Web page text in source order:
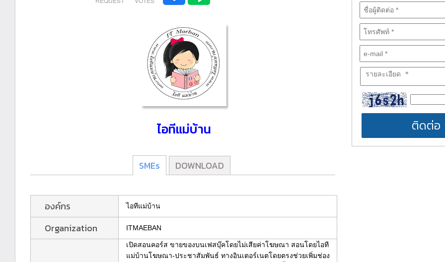
ไอทีแม่บ้าน
SMEs DOWNLOAD
องค์กร ไอทีแม่บ้าน
Organization ITMAEBAN
เปิดสอนคอร์ส ขายของบนเฟสบุ๊คโดยไม่เสียค่าโฆษณา สอนโดยไอที
แม่บ้านโฆษณา-ประชาสัมพันธ์ ทางอินเตอร์เนตโดยตรงช่วยเพิ่มช่อง
ติดต่อ